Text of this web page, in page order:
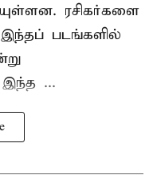
ரசிகர்களை
இந்தப் படங்களில்
...